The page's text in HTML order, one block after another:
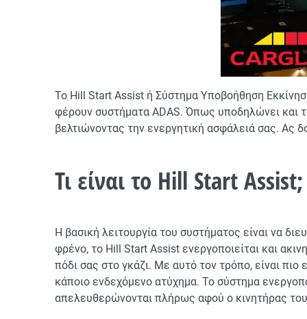
Το Hill Start Assist ή Σύστημα Υποβοήθηση
φέρουν συστήματα ADAS. Όπως υποδηλώνει και
βελτιώνοντας την ενεργητική ασφάλειά σας. Ας
Τι είναιτο Hill Start Assist;
Η βασική λειτουργία του συστήματος είναι να
φρένο, το Hill Start Assist ενεργοποιείται και
πόδι σας στο γκάζι. Με αυτό τον τρόπο, είναι
κάποιο ενδεχόμενο ατύχημα. Το σύστημα
απελευθερώνονται πλήρως αφού ο κινητήρας